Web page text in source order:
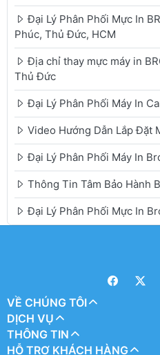
Đại Lý Phân Phối Mực In
Phúc, Thủ Đức, HCM
Địa chỉ thay mực máy in
Thủ Đức
Đại Lý Phân Phối Máy In
Video Hướng Dẫn Lắp Đặt
Đại Lý Phân Phối Máy In
Thông Tin Tâm Bảo Hành
Đại Lý Phân Phối Mực In
VỀ CHÚNG TÔI
DỊCH VỤ
THÔNG TIN
HỖ TRỢ KHÁCH HÀNG